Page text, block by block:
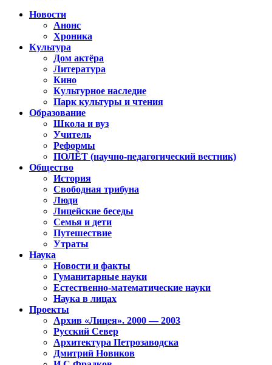
Новости
Анонс
Хроника
Культура
Дом актёра
Литература
Кино
Культурное наследие
Парк культуры и чтения
Образование
Школа и вуз
Учитель
Реформы
ПОЛЁТ (научно-педагогический вестник)
Общество
История
Свободная трибуна
Люди
Лицейские беседы
Семья и дети
Путешествие
Утраты
Наука
Новости и факты
Гуманитарные науки
Естественно-математические науки
Наука в лицах
Проекты
Архив «Лицея». 2000 — 2003
Русский Север
Архитектура Петрозаводска
Дмитрий Новиков